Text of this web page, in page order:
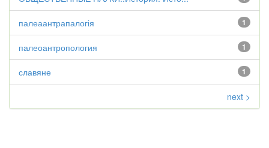
1
палеаантрапалогія
1
палеоантропология
1
славяне
next >